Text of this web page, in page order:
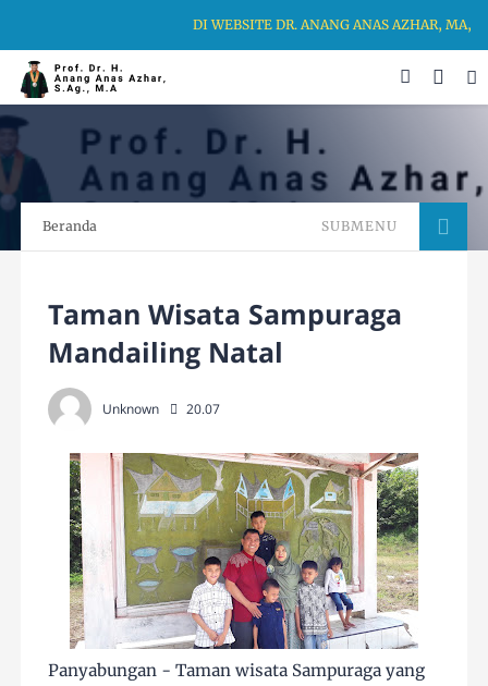
DI WEBSITE DR. ANANG ANAS AZHAR, MA,
Beranda SUBMENU
Taman Wisata Sampuraga
Mandailing Natal
Unknown 20.07
Panyabungan - Taman wisata Sampuraga yang